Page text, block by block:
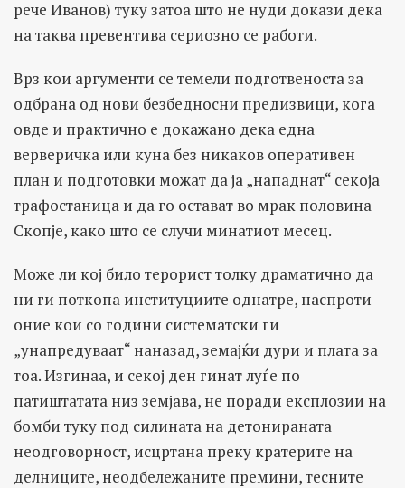
рече Иванов) туку затоа што не нуди докази дека
на таква превентива сериозно се работи.
Врз кои аргументи се темели подготвеноста за
одбрана од нови безбедносни предизвици, кога
овде и практично е докажано дека една
верверичка или куна без никаков оперативен
план и подготовки можат да ја „нападнат“ секоја
трафостаница и да го остават во мрак половина
Скопје, како што се случи минатиот месец.
Може ли кој било терорист толку драматично да
ни ги поткопа институциите однатре, наспроти
оние кои со години систематски ги
„унапредуваат“ наназад, земајќи дури и плата за
тоа. Изгинаа, и секој ден гинат луѓе по
патиштатата низ земјава, не поради експлозии на
бомби туку под силината на детонираната
неодговорност, исцртана преку кратерите на
делниците, неодбележаните премини, тесните